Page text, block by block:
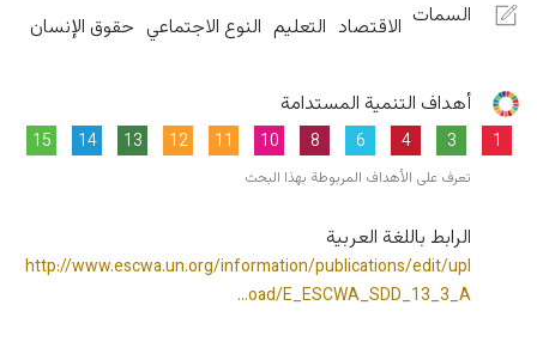
السمات الاقتصاد التعليم النوع الاجتماعي حقوق الإنسان
أهداف التنمية المستدامة
1
3
4
6
8
10
11
12
13
14
15
تعرف على الأهداف المربوطة بهذا البحث
الرابط باللغة العربية
http://www.escwa.un.org/information/publications/edit/upl
oad/E_ESCWA_SDD_13_3_A…